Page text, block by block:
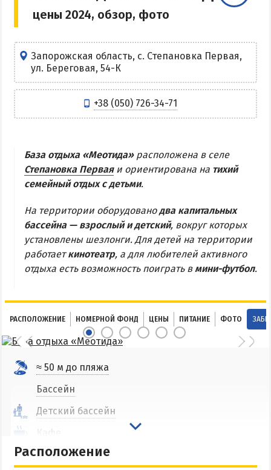
Центр Кирилловки
Остров Бирючий
Частный сектор в Кирилловке
Жилье в Кирилловке с бассейном
Жилье на первой линии
АРАБАТСКАЯ СТРЕЛКА
Веб-камеры Арабатки и Геническа
Цены на Арабатской Стрелке 2026
Проезд на Арабатскую Стрелку
Горячие источники
Розовое озеро
Глицериновое озеро
Сиваш
Аскания-Нова
БАЗЫ ОТДЫХА И ОТЕЛИ АРАБАТКИ
Геническ
цены 2024, обзор, фото
Запорожская область, с. Степановка Первая,
ул. Береговая, 54-К
+38 (050) 726-34-71
База отдыха «Меотида»расположена в селе
Степановка Перваяи ориентирована на тихий
семейный отдых с детьми.
На территории оборудованодва капитальных
бассейна — взрослый и детский, вокруг которых
установлены шезлонги. Для детей на территории
работаеткинотеатр, а для любителей активного
отдыха есть возможность поиграть вмини-футбол.
РАСПОЛОЖЕНИЕ НОМЕРНОЙ ФОНД ЦЕНЫ ПИТАНИЕ ФОТО
≈ 50 м до пляжа
Бассейн
Детский бассейн
Кафе
Общая кухня
Расположение